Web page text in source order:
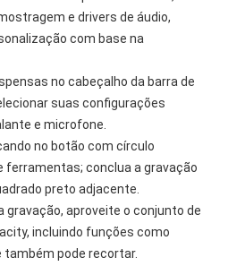
e drivers de áudio,
com base na
no cabeçalho da barra de
suas configurações
e microfone.
no botão com círculo
ferramentas; conclua a gravação
preto adjacente.
gravação, aproveite o conjunto de
incluindo funções como
também pode recortar.